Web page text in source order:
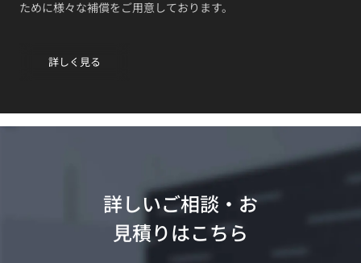
ために様々な補償をご用意しております。
詳しく見る
詳しいご相談・お
見積りはこちら